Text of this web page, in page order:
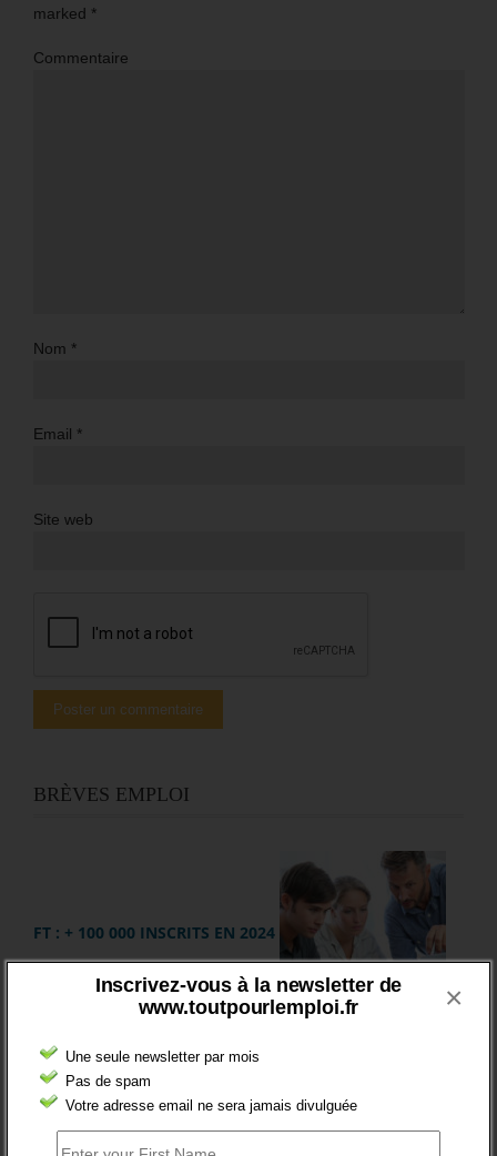
Inscrivez-vous à la newsletter de
www.toutpourlemploi.fr
Une seule newsletter par mois
Pas de spam
Votre adresse email ne sera jamais divulguée
×
marked *
Commentaire
Nom *
Email *
Site web
BRÈVES EMPLOI
FT : + 100 000 INSCRITS EN 2024
marquent la fin de la période précédant le lancement des
procédures d’inscription automatique, des jeunes
bénéficiaires d’une prestation (Pacea et CEJ) et des
nouveaux allocataires du RSA.